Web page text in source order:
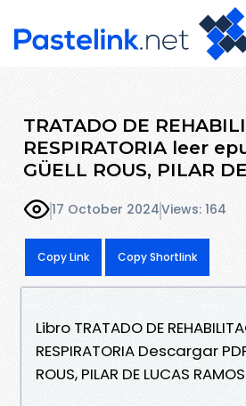
TRATADO DE
RESPIRATORIA leer
GÜELL ROUS, PILAR
17 October 2024Views: 164
Copy Link Copy Shortlink
Libro TRATADO DE
RESPIRATORIA Descargar
ROUS, PILAR DE LUCAS RAMOS